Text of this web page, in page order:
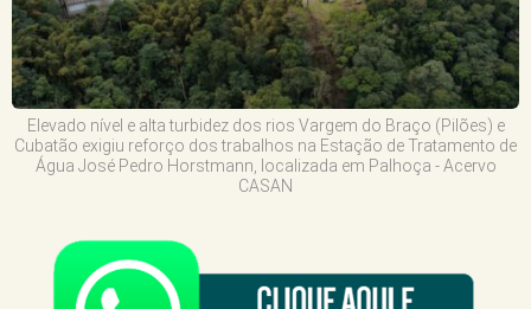
Elevado nível e alta turbidez dos rios Vargem do Braço (Pilões) e
Cubatão exigiu reforço dos trabalhos na Estação de Tratamento de
Água José Pedro Horstmann, localizada em Palhoça - Acervo
CASAN